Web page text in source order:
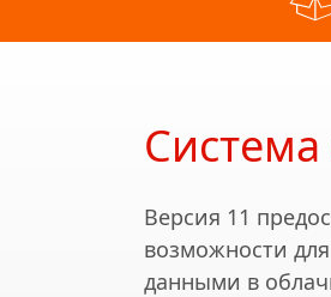
Версия 11
возможности
данными в